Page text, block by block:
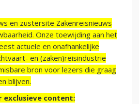
en zustersite Zakenreisnieuws
Onze toewijding aan het
actuele en onafhankelijke
en (zaken)reisindustrie
bron voor lezers die graag
blijven.
exclusieve content: